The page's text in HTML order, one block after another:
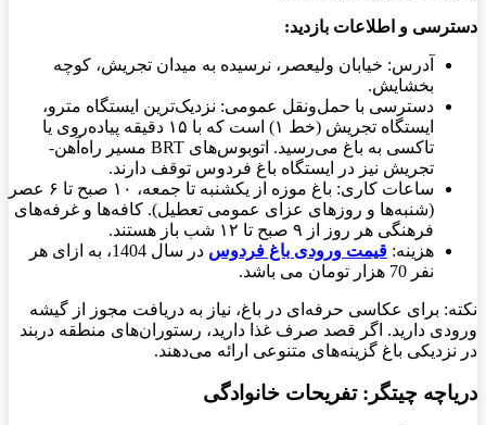
دسترسی و اطلاعات بازدید:
آدرس: خیابان ولیعصر، نرسیده به میدان تجریش، کوچه
بخشایش.
دسترسی با حمل‌ونقل عمومی: نزدیک‌ترین ایستگاه مترو،
ایستگاه تجریش (خط ۱) است که با ۱۵ دقیقه پیاده‌روی یا
تاکسی به باغ می‌رسید. اتوبوس‌های BRT
مسیر راه‌آهن-
تجریش نیز در ایستگاه باغ فردوس توقف دارند.
ساعات کاری: باغ موزه از یکشنبه تا جمعه، ۱۰ صبح تا ۶ عصر
(شنبه‌ها و روزهای عزای عمومی تعطیل). کافه‌ها و غرفه‌های
فرهنگی هر روز از ۹ صبح تا ۱۲ شب باز هستند.
هزینه: قیمت ورودی باغ فردوس
در سال 1404، به ازای هر
نفر 70 هزار تومان می باشد.
نکته: برای عکاسی حرفه‌ای در باغ، نیاز به دریافت مجوز از گیشه
ورودی دارید. اگر قصد صرف غذا دارید، رستوران‌های منطقه دربند
در نزدیکی باغ گزینه‌های متنوعی ارائه می‌دهند.
دریاچه چیتگر: تفریحات خانوادگی